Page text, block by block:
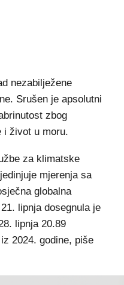
nezabilježene
Srušen je apsolutni
zbog
i život u moru.
za klimatske
mjerenja sa
globalna
lipnja dosegnula je
lipnja 20.89
2024. godine, piše